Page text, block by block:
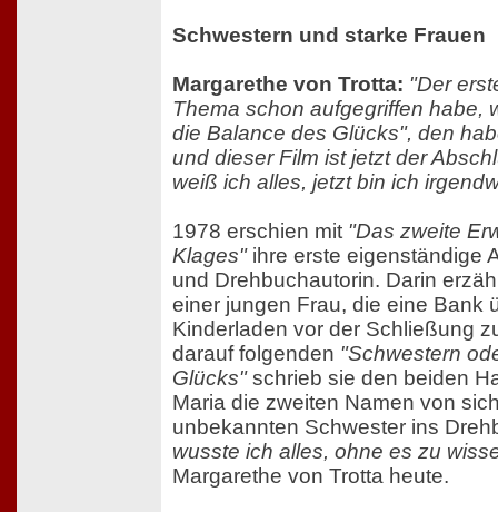
Schwestern und starke Frauen
Margarethe von Trotta: "Der
Thema schon aufgegriffen habe,
die Balance des Glücks", den
und dieser Film ist jetzt der
weiß ich alles, jetzt bin ich
1978 erschien mit "Das zweite
Klages"ihre erste eigenständige
und Drehbuchautorin. Darin
einer jungen Frau, die eine Bank
Kinderladen vor der Schließung
darauf folgenden "Schwestern
Glücks"schrieb sie den beiden
Maria die zweiten Namen von
unbekannten Schwester ins
wusste ich alles, ohne es zu
Margarethe von Trotta heute.